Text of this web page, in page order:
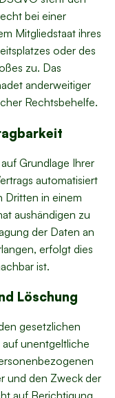
bei einer
Mitgliedstaat ihres
oder des
zu. Das
anderweitiger
Rechtsbehelfe.
Grundlage Ihrer
automatisiert
Dritten in einem
aushändigen zu
der Daten an
erfolgt dies
ist.
Löschung
gesetzlichen
unentgeltliche
und den Zweck der